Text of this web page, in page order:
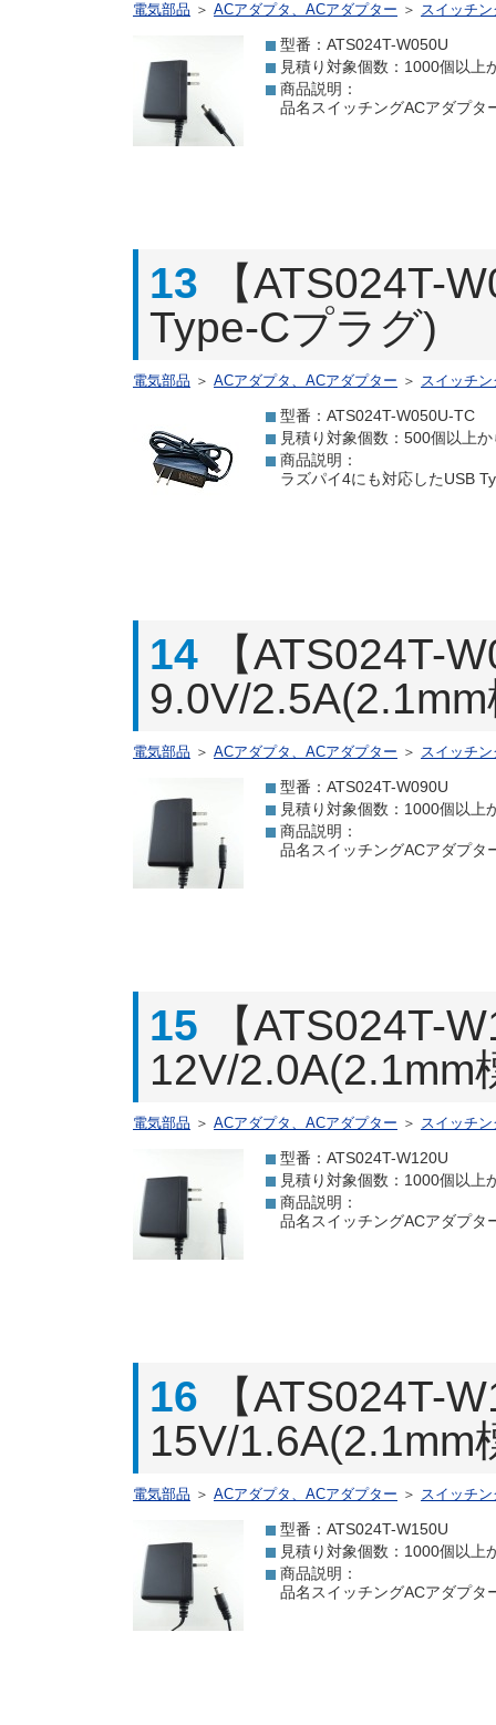
電気部品 ＞ ACアダプタ、ACアダプター ＞ スイッチ
型番：ATS024T-W050U
見積り対象個数：1000個以上
商品説明：
品名スイッチングACアダプタ
13
【ATS024T-
Type-Cプラグ)
電気部品 ＞ ACアダプタ、ACアダプター ＞ スイッチ
型番：ATS024T-W050U-TC
見積り対象個数：500個以上か
商品説明：
ラズパイ4にも対応したUSB
14
【ATS024T-
9.0V/
電気部品 ＞ ACアダプタ、ACアダプター ＞ スイッチ
型番：ATS024T-W090U
見積り対象個数：1000個以上
商品説明：
品名スイッチングACアダプタ
15
【ATS024T-
12V/2.0A(2.1mm
電気部品 ＞ ACアダプタ、ACアダプター ＞ スイッチ
型番：ATS024T-W120U
見積り対象個数：1000個以上
商品説明：
品名スイッチングACアダプタ
16
【ATS024T-
15V/1.6A(2.1mm
電気部品 ＞ ACアダプタ、ACアダプター ＞ スイッチ
型番：ATS024T-W150U
見積り対象個数：1000個以上
商品説明：
品名スイッチングACアダプタ